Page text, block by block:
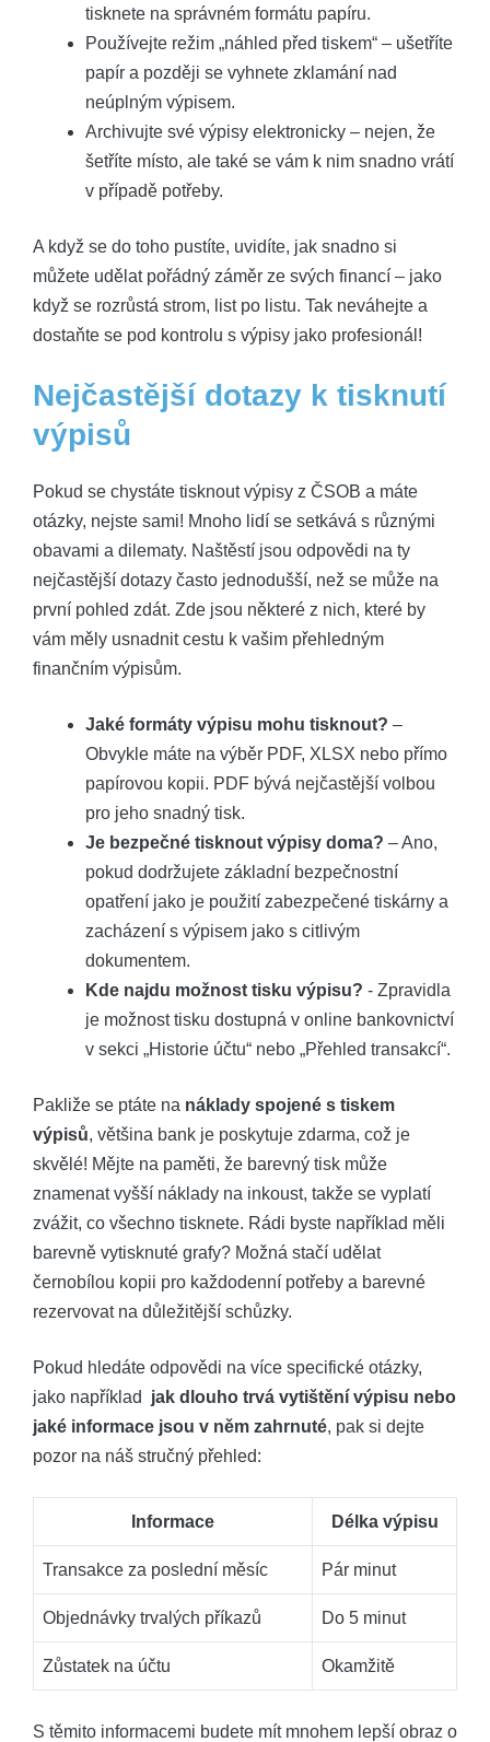
tisknete ⁤na ‌správném formátu papíru.
Používejte‍ režim „náhled před tiskem“ – ušetříte
papír‌ a později se vyhnete ⁣zklamání nad
neúplným ​výpisem.
Archivujte své výpisy elektronicky –⁤ nejen, že
šetříte ⁤místo, ale ⁢také se vám k nim⁣ snadno vrátí
v případě potřeby.
A když‍ se do toho pustíte, ⁤uvidíte, jak snadno si
můžete udělat ‌pořádný záměr ⁣ze svých financí ⁢– jako
když se ‍rozrůstá ⁤strom, list po listu. Tak neváhejte a
dostaňte se ​pod kontrolu s výpisy jako profesionál!
Nejčastější⁤ dotazy k tisknutí
výpisů
Pokud ⁤se chystáte ‌tisknout výpisy z ČSOB a máte
otázky,⁢ nejste sami! Mnoho lidí se ‌setkává s⁣ různými
obavami a dilematy.‍ Naštěstí jsou⁤ odpovědi na ty
nejčastější dotazy často jednodušší, než se může na
⁤první pohled zdát. Zde jsou některé z⁢ nich, které by
vám měly usnadnit cestu‍ k⁤ vašim přehledným
finančním výpisům.
Jaké formáty výpisu mohu tisknout? –
Obvykle máte na výběr PDF, XLSX nebo ⁣přímo⁤
papírovou kopii. PDF ⁣bývá nejčastější volbou
pro jeho ⁤snadný tisk.
Je bezpečné tisknout výpisy doma? – Ano,
pokud dodržujete základní bezpečnostní
opatření jako je použití zabezpečené tiskárny a
zacházení s výpisem jako s citlivým
dokumentem.
Kde najdu ⁢možnost tisku výpisu? ⁢- Zpravidla
je⁤ možnost ⁣tisku dostupná v ‍online bankovnictví
v ⁤sekci „Historie účtu“ nebo „Přehled transakcí“.
Pakliže se ptáte na náklady spojené s tiskem
výpisů, většina bank je ⁣poskytuje zdarma, což ​je
skvělé! Mějte ⁢na paměti, že barevný tisk může
znamenat vyšší​ náklady na⁤ inkoust, ​takže⁢ se ⁤vyplatí
zvážit, co ⁣všechno tisknete. Rádi byste například měli
barevně ‍vytisknuté⁣ grafy? ‌Možná⁣ stačí udělat
černobílou⁤ kopii pro každodenní potřeby a barevné
rezervovat na důležitější schůzky.
Pokud⁤ hledáte odpovědi ⁤na více specifické otázky,
⁤jako například ⁣ jak dlouho trvá vytištění ​výpisu​ nebo
jaké informace jsou v něm zahrnuté, pak si ⁤dejte
pozor⁣ na náš stručný přehled:
Informace Délka ⁤výpisu
Transakce ​za poslední měsíc Pár​ minut
Objednávky trvalých příkazů Do 5 minut
Zůstatek na účtu Okamžitě
S ​těmito informacemi budete mít mnohem​ lepší obraz o